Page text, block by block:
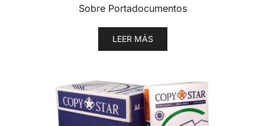
Sobre Portadocumentos
LEER MÁS